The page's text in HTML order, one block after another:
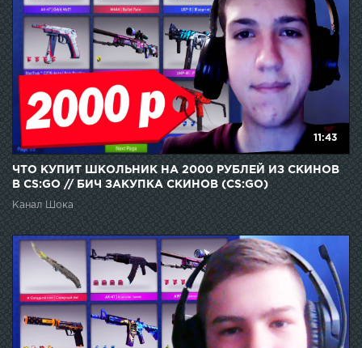
11:43
ЧТО КУПИТ ШКОЛЬНИК НА 2000 РУБЛЕЙ ИЗ СКИНОВ
В CS:GO // БИЧ ЗАКУПКА СКИНОВ (CS:GO)
Канал Шока